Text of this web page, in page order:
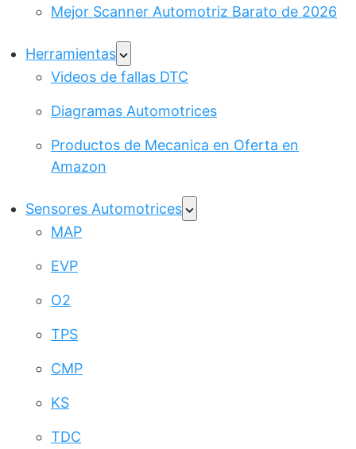
Mejor Scanner Automotriz Barato de 2026
Herramientas
Videos de fallas DTC
Diagramas Automotrices
Productos de Mecanica en Oferta en
Amazon
Sensores Automotrices
MAP
EVP
O2
TPS
CMP
KS
TDC